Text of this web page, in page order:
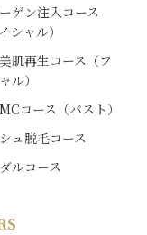
ゲン注入コース
シャル）
肌再生コース（フ
ル）
コース（バスト）
ュ脱毛コース
ルコース